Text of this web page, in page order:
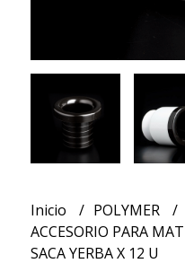
Inicio POLYMER
ACCESORIO PARA
SACA YERBA X 12 U